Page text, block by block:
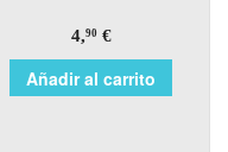
4,90€
Añadir al carrito